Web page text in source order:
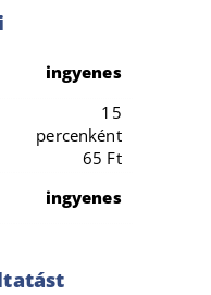
ingyenes
15
percenként
65 Ft
ingyenes